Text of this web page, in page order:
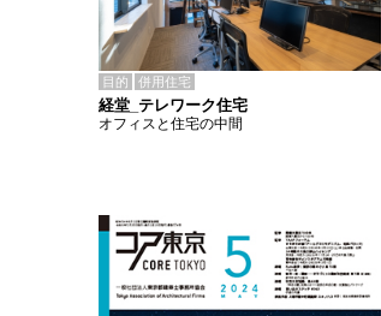
目的 併用住宅
経堂_テレワーク住宅
オフィスと住宅の中間